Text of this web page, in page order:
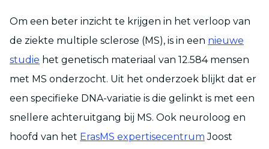
Om een beter inzicht te krijgen in het verloop van
de ziekte multiple sclerose (MS), is in een nieuwe
studie het genetisch materiaal van 12.584 mensen
met MS onderzocht. Uit het onderzoek blijkt dat er
een specifieke DNA-variatie is die gelinkt is met een
snellere achteruitgang bij MS. Ook neuroloog en
hoofd van het ErasMS expertisecentrum Joost